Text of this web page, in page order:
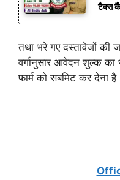
टैक्स
तथा भरे गए दस्तावेजों की
वर्गानुसार आवेदन शुल्क
फार्म को सबमिट कर देना